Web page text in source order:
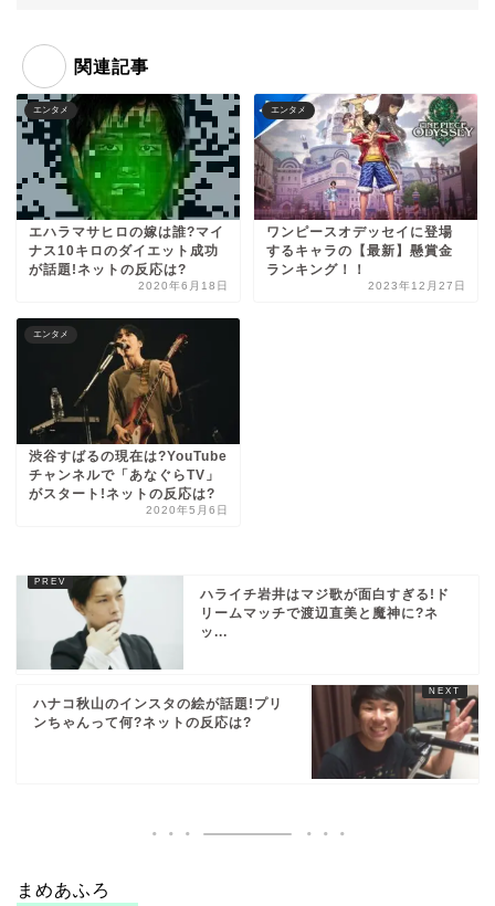
関連記事
エンタメ
エハラマサヒロの嫁は誰?マイ
ナス10キロのダイエット成功
が話題!ネットの反応は?
2020年6月18日
エンタメ
ワンピースオデッセイに登場
するキャラの【最新】懸賞金
ランキング！！
2023年12月27日
エンタメ
渋谷すばるの現在は?YouTube
チャンネルで「あなぐらTV」
がスタート!ネットの反応は?
2020年5月6日
ハライチ岩井はマジ歌が面白すぎる!ド
リームマッチで渡辺直美と魔神に?ネ
ッ...
ハナコ秋山のインスタの絵が話題!プリ
ンちゃんって何?ネットの反応は?
まめあふろ